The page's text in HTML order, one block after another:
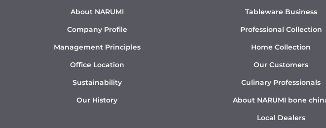
About NARUMI
Company Profile
Management Principles
Office Location
Sustainability
Our History
Tableware Business
Professional Collection
Home Collection
Our Customers
Culinary Professionals
About NARUMI bone
Local Dealers